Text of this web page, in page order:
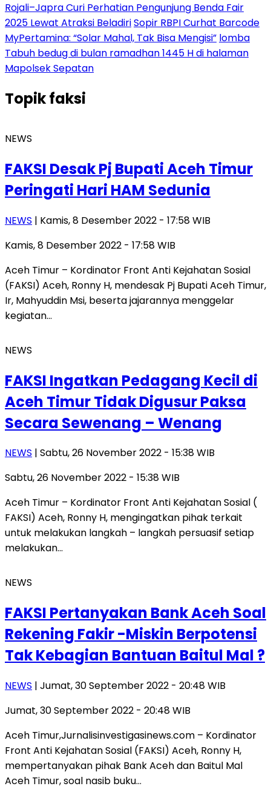
Rojali–Japra Curi Perhatian Pengunjung Benda Fair
2025 Lewat Atraksi BeladiriSopir RBPI Curhat Barcode
MyPertamina: “Solar Mahal, Tak Bisa Mengisi” lomba
Tabuh bedug di bulan ramadhan 1445 H di halaman
Mapolsek Sepatan
Topikfaksi
NEWS
FAKSI Desak Pj Bupati Aceh Timur
Peringati Hari HAM Sedunia
NEWS | Kamis, 8 Desember 2022 - 17:58 WIB
Kamis, 8 Desember 2022 - 17:58 WIB
Aceh Timur – Kordinator Front Anti Kejahatan Sosial
(FAKSI) Aceh, Ronny H, mendesak Pj Bupati Aceh Timur,
Ir, Mahyuddin Msi, beserta jajarannya menggelar
kegiatan…
NEWS
FAKSI Ingatkan Pedagang Kecil di
Aceh Timur Tidak Digusur Paksa
Secara Sewenang – Wenang
NEWS | Sabtu, 26 November 2022 - 15:38 WIB
Sabtu, 26 November 2022 - 15:38 WIB
Aceh Timur – Kordinator Front Anti Kejahatan Sosial (
FAKSI) Aceh, Ronny H, mengingatkan pihak terkait
untuk melakukan langkah – langkah persuasif setiap
melakukan…
NEWS
FAKSI Pertanyakan Bank Aceh Soal
Rekening Fakir -Miskin Berpotensi
Tak Kebagian Bantuan Baitul Mal ?
NEWS | Jumat, 30 September 2022 - 20:48 WIB
Jumat, 30 September 2022 - 20:48 WIB
Aceh Timur,Jurnalisinvestigasinews.com – Kordinator
Front Anti Kejahatan Sosial (FAKSI) Aceh, Ronny H,
mempertanyakan pihak Bank Aceh dan Baitul Mal
Aceh Timur, soal nasib buku…